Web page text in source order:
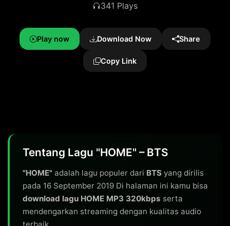
341 Plays
Play now Download Now Share
Copy Link
Tentang Lagu "HOME" – BTS
"HOME" adalah lagu populer dari BTS yang dirilis
pada 16 September 2019 Di halaman ini kamu bisa
download lagu HOME MP3 320kbps serta
mendengarkan streaming dengan kualitas audio